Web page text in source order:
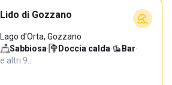
Lido di Gozzano
Lago d'Orta, Gozzano
Sabbiosa· Doccia calda· Bar·
e altri 9…